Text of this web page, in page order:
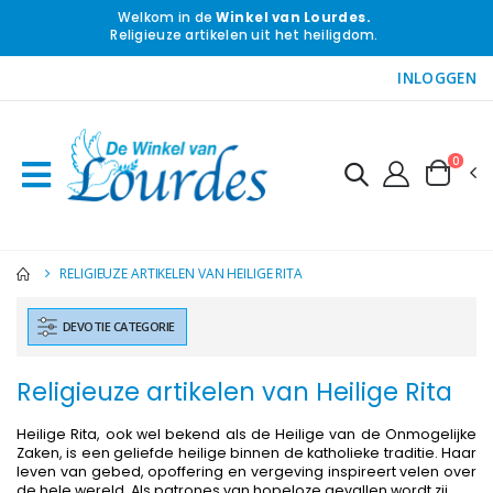
Welkom in deWinkel van Lourdes.
Religieuze artikelen uit het heiligdom.
INLOGGEN
0
RELIGIEUZE ARTIKELEN VAN HEILIGE RITA
DEVOTIE CATEGORIE
Religieuze artikelen van Heilige Rita
Heilige Rita, ook wel bekend als de Heilige van de Onmogelijke
Zaken, is een geliefde heilige binnen de katholieke traditie. Haar
leven van gebed, opoffering en vergeving inspireert velen over